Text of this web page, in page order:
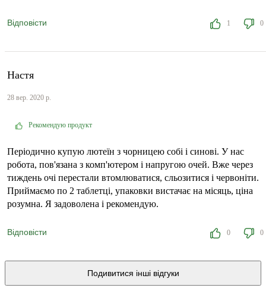
Відповісти 1 0
Настя
28 вер. 2020 р.
Рекомендую продукт
Періодично купую лютеїн з чорницею собі і синові. У нас
робота, пов'язана з комп'ютером і напругою очей. Вже через
тиждень очі перестали втомлюватися, сльозитися і червоніти.
Приймаємо по 2 таблетці, упаковки вистачає на місяць, ціна
розумна. Я задоволена і рекомендую.
Відповісти 0 0
Подивитися інші відгуки